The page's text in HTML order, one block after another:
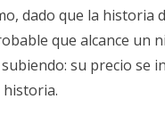
dado que la
que alcance un
su precio se
historia.